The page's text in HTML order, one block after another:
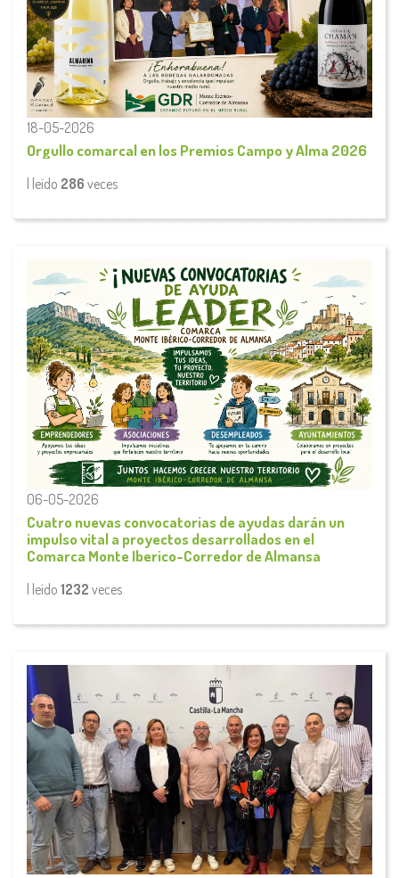
18-05-2026
Orgullo comarcal en los Premios Campo y Alma 2026
| leído 286 veces
06-05-2026
Cuatro nuevas convocatorias de ayudas darán un
impulso vital a proyectos desarrollados en el
Comarca Monte Iberico-Corredor de Almansa
| leído 1232 veces